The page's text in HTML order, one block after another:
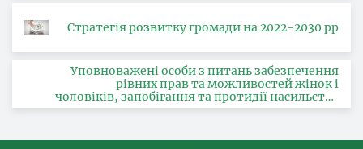
Стратегія розвитку громади на 2022-2030 рр
Уповноважені особи з питань забезпечення
рівних прав та можливостей жінок і
чоловіків, запобігання та протидії насильству
за ознакою статі, з питань здійснення заходів,